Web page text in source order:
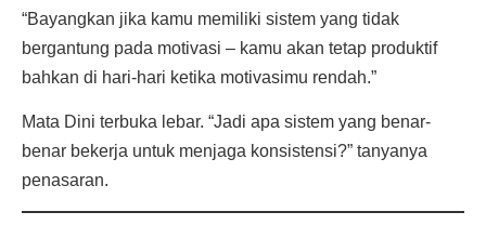
“Bayangkan jika kamu memiliki sistem yang tidak
bergantung pada motivasi – kamu akan tetap produktif
bahkan di hari-hari ketika motivasimu rendah.”
Mata Dini terbuka lebar. “Jadi apa sistem yang benar-
benar bekerja untuk menjaga konsistensi?” tanyanya
penasaran.